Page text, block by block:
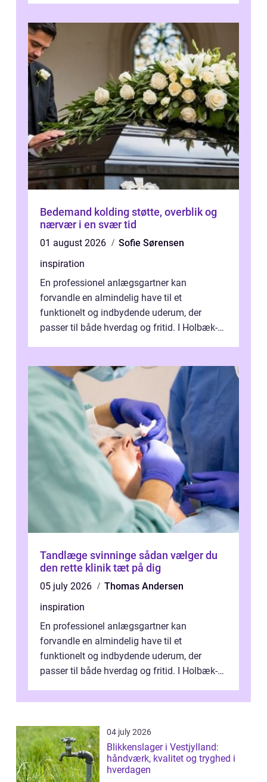
Bedemand kolding støtte, overblik og
nærvær i en svær tid
01 august 2026
Sofie Sørensen
inspiration
En professionel anlægsgartner kan
forvandle en almindelig have til et
funktionelt og indbydende uderum, der
passer til både hverdag og fritid. I Holbæk-
Tandlæge svinninge sådan vælger du
den rette klinik tæt på dig
05 july 2026
Thomas Andersen
inspiration
En professionel anlægsgartner kan
forvandle en almindelig have til et
funktionelt og indbydende uderum, der
passer til både hverdag og fritid. I Holbæk-
ønsker mere...
04 july 2026
Blikkenslager i Vestjylland:
håndværk, kvalitet og tryghed i
hverdagen